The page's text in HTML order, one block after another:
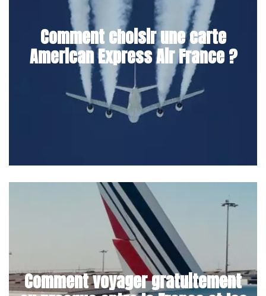
Comment choisir une carte
American Express Air France ?
Comment voyager gratuitement